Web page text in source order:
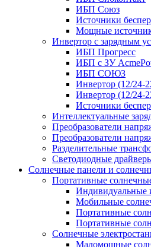
ИБП Союз
Источники
Мощные
Инвертор с зарядным
ИБП Прогресс
ИБП с ЗУ
ИБП СОЮЗ
Инвертор (12/24-
Инвертор (12/24-
Источники
Интеллектуальные
Преобразователи
Преобразователи
Разделительные
Светодиодные
Солнечные панели и
Портативные
Индивидуальные
Мобильные
Портативные
Портативные
Солнечные
Маломощные